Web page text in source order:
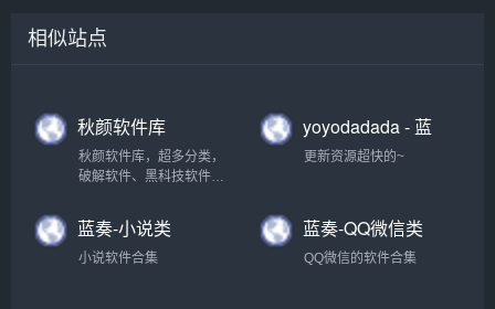
相似站点
秋颜软件库
秋颜软件库，超多分类，
破解软件、黑科技软件都
yoyodadada - 蓝
奏云网盘
更新资源超快的~
蓝奏-小说类
小说软件合集
蓝奏-QQ微信类
QQ微信的软件合集